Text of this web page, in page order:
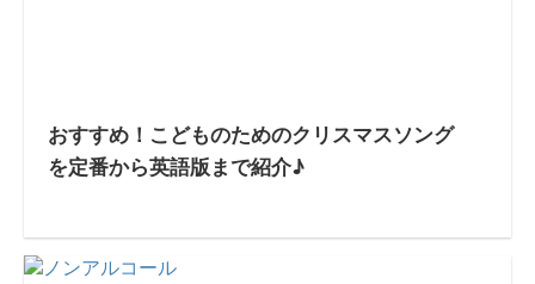
おすすめ！こどものためのクリスマスソング
を定番から英語版まで紹介♪